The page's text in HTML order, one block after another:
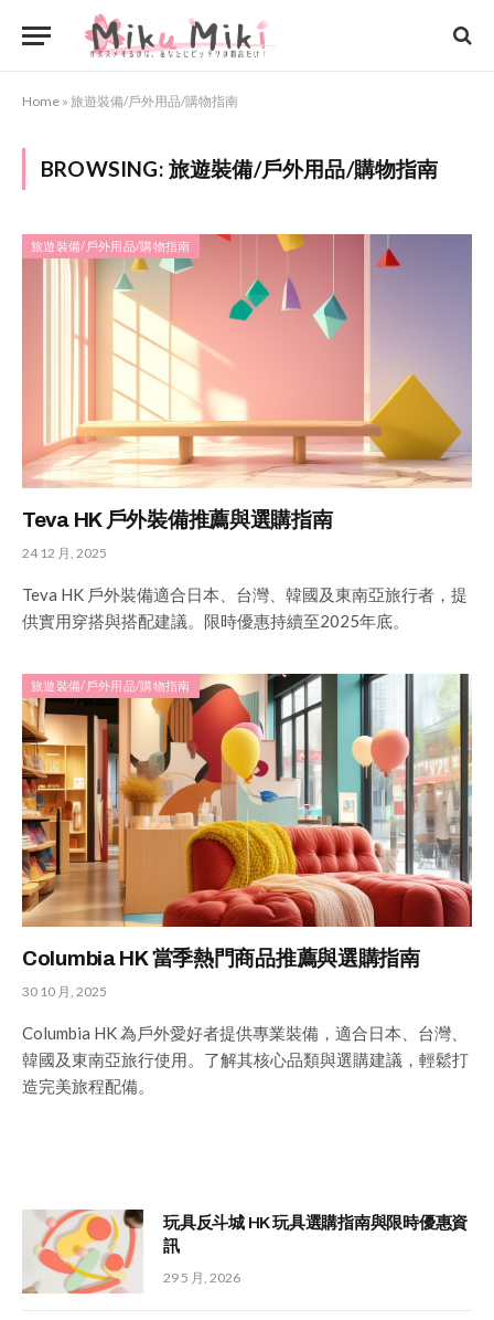
Home » 旅遊裝備/戶外用品/購物指南
BROWSING: 旅遊裝備/戶外用品/購物指南
旅遊裝備/戶外用品/購物指南
Teva HK 戶外裝備推薦與選購指南
24 12 月, 2025
Teva HK 戶外裝備適合日本、台灣、韓國及東南亞旅行者，提
供實用穿搭與搭配建議。限時優惠持續至2025年底。
旅遊裝備/戶外用品/購物指南
Columbia HK 當季熱門商品推薦與選購指南
30 10 月, 2025
Columbia HK 為戶外愛好者提供專業裝備，適合日本、台灣、
韓國及東南亞旅行使用。了解其核心品類與選購建議，輕鬆打
造完美旅程配備。
玩具反斗城 HK 玩具選購指南與限時優惠資
訊
29 5 月, 2026